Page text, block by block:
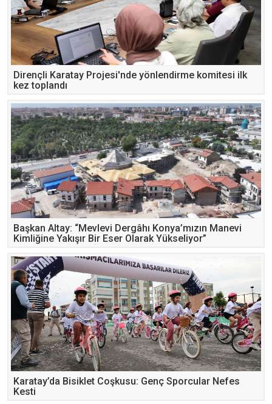
Dirençli Karatay Projesi'nde yönlendirme komitesi ilk
kez toplandı
Başkan Altay: “Mevlevi Dergâhı Konya’mızın Manevi
Kimliğine Yakışır Bir Eser Olarak Yükseliyor”
Karatay’da Bisiklet Coşkusu: Genç Sporcular Nefes
Kesti